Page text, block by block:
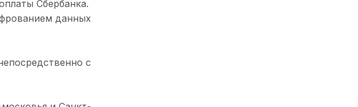
Сбербанка.
данных
с